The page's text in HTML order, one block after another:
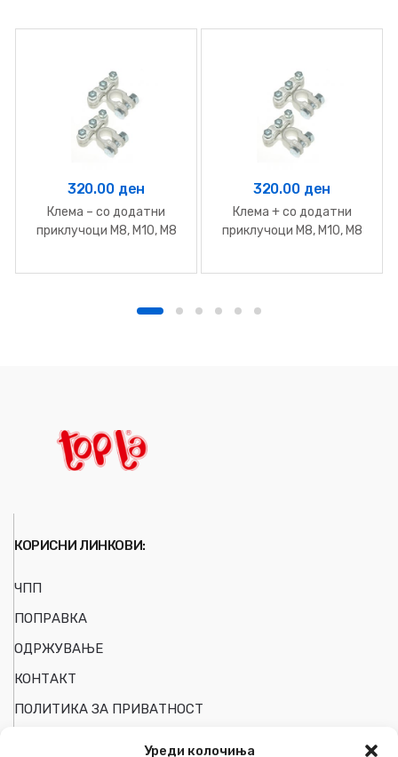
Уреди колочиња
320.00 ден
Клема – со додатни
приклучоци М8, М10, М8
320.00 ден
Клема + со додатни
приклучоци М8, М10, М8
КОРИСНИ ЛИНКОВИ:
ЧПП
ПОПРАВКА
ОДРЖУВАЊЕ
КОНТАКТ
ПОЛИТИКА ЗА ПРИВАТНОСТ